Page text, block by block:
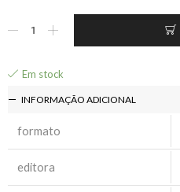
Em stock
INFORMAÇÃO ADICIONAL
formato
editora